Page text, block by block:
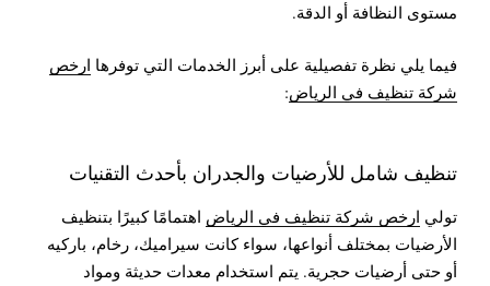
مستوى النظافة أو الدقة.
فيما يلي نظرة تفصيلية على أبرز الخدمات التي توفرها ارخص
شركة تنظيف في الرياض:
تنظيف شامل للأرضيات والجدران بأحدث التقنيات
تولي ارخص شركة تنظيف في الرياض اهتمامًا كبيرًا بتنظيف
الأرضيات بمختلف أنواعها، سواء كانت سيراميك، رخام، باركيه
أو حتى أرضيات حجرية. يتم استخدام معدات حديثة ومواد